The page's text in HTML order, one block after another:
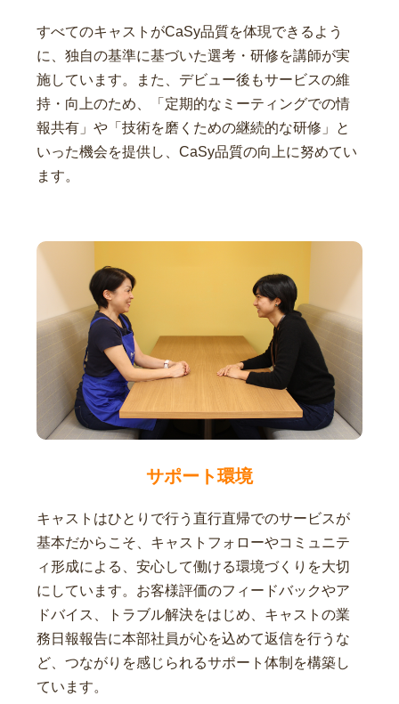
すべてのキャストがCaSy品質を体現できるよう
に、独自の基準に基づいた選考・研修を講師が実
施しています。また、デビュー後もサービスの維
持・向上のため、「定期的なミーティングでの情
報共有」や「技術を磨くための継続的な研修」と
いった機会を提供し、CaSy品質の向上に努めてい
ます。
サポート環境
キャストはひとりで行う直行直帰でのサービスが
基本だからこそ、キャストフォローやコミュニテ
ィ形成による、安心して働ける環境づくりを大切
にしています。お客様評価のフィードバックやア
ドバイス、トラブル解決をはじめ、キャストの業
務日報報告に本部社員が心を込めて返信を行うな
ど、つながりを感じられるサポート体制を構築し
ています。